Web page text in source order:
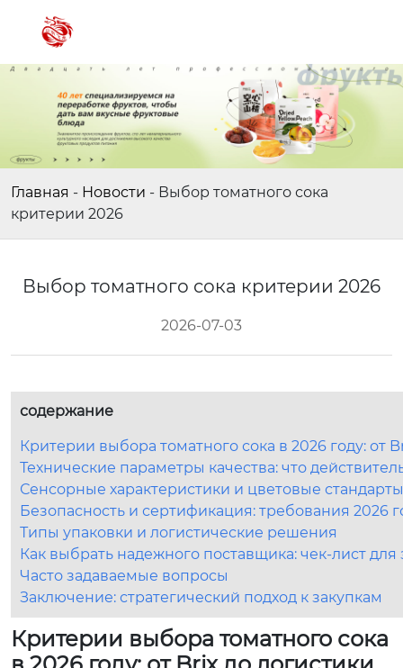
Главная - Новости - Выбор томатного сока
критерии 2026
Выбор томатного сока критерии 2026
2026-07-03
содержание
Критерии выбора томатного сока в 2026 году: от
Технические параметры качества: что
Сенсорные характеристики и цветовые стандарты
Безопасность и сертификация: требования 2026
Типы упаковки и логистические решения
Как выбрать надежного поставщика: чек-лист для
Часто задаваемые вопросы
Заключение: стратегический подход к закупкам
Критерии выбора томатного сока